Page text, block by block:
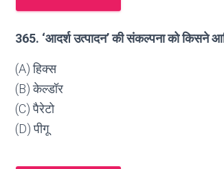
365. ‘आदर्श उत्पादन’ की संकल्पना को किसने
(A) हिक्स
(B) केल्डॉर
(C) पैरेटो
(D) पीगू